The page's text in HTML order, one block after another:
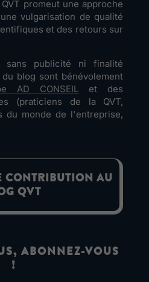
promeut une approche
vulgarisation de qualité
et des retours sur
publicité ni finalité
blog sont bénévolement
AD CONSEIL et des
(praticiens de la QVT,
du monde de l'entreprise,
CONTRIBUTION AU
QVT
ABONNEZ-VOUS
!